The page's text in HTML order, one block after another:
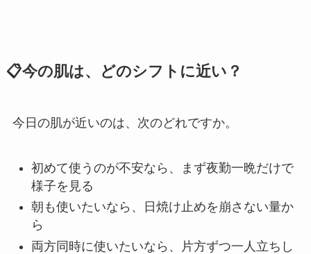
📋今の肌は、どのシフトに近い？
今日の肌が近いのは、次のどれですか。
初めて使うのが不安なら、まず夜勤一晩だけで
様子を見る
朝も使いたいなら、日焼け止めを崩さない量か
ら
両方同時に使いたいなら、片方ずつ一人立ちし